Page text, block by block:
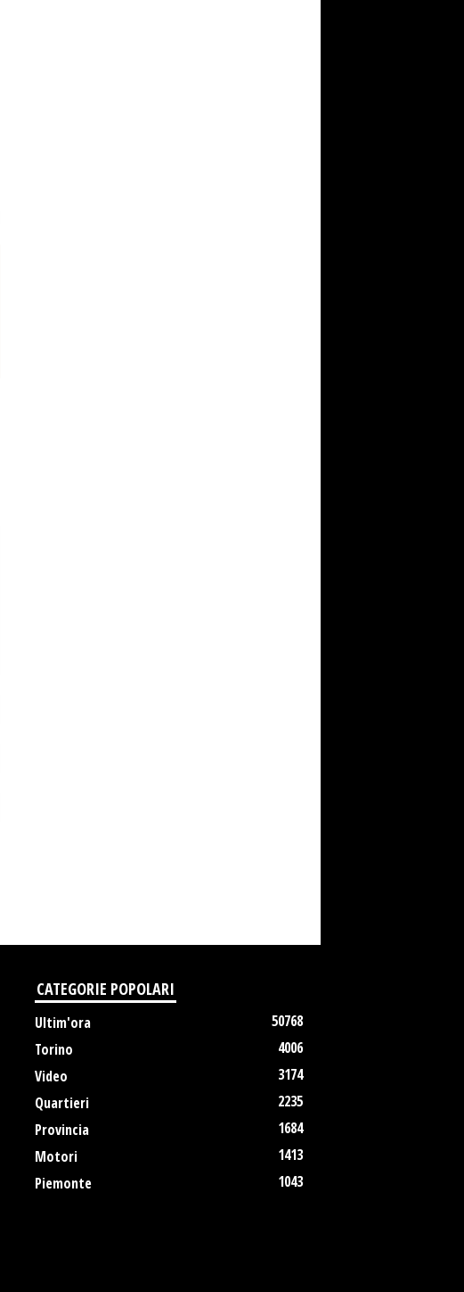
CATEGORIE POPOLARI
Ultim'ora
50768
Torino
4006
Video
3174
Quartieri
2235
Provincia
1684
Motori
1413
Piemonte
1043